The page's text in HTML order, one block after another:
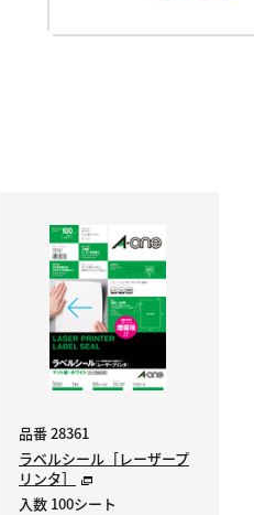
品番 28361
ラベルシール［レーザープ
リンタ］
入数 100シート